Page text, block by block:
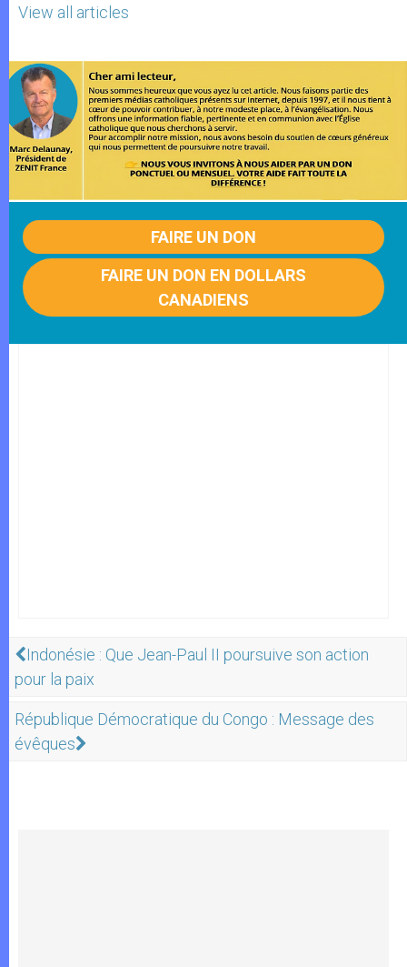
View all articles
FAIRE UN DON
FAIRE UN DON EN DOLLARS
CANADIENS
Indonésie : Que Jean-Paul II poursuive son action
pour la paix
République Démocratique du Congo : Message des
évêques